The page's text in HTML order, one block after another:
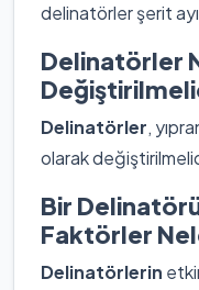
delinatörler şerit
Delinatörler
Delinatörler,
olarak
Bir
Faktörler
Delinatörlerin